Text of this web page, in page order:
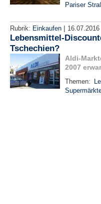
Pariser
Rubrik: Einkaufen | 16.07.2016
Lebensmittel-
Tschechien?
Aldi-
2007
Themen: